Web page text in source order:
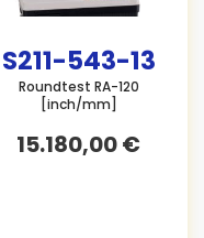
S211-543-13
Roundtest RA-120
[inch/mm]
15.180,00 €